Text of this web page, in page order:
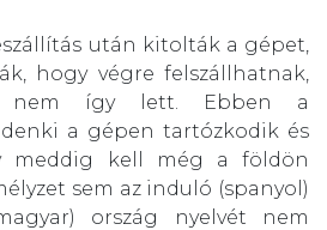
után kitolták a gépet,
hogy végre felszállhatnak,
nem így lett. Ebben a
a gépen tartózkodik és
meddig kell még a földön
sem az induló (spanyol)
ország nyelvét nem